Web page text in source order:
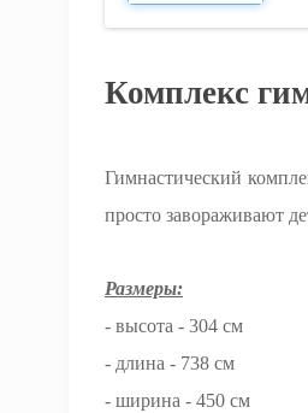
Комплекс
Гимнастический
просто завораживают
Размеры:
- высота - 304 см
- длина - 738 см
- ширина - 450 см